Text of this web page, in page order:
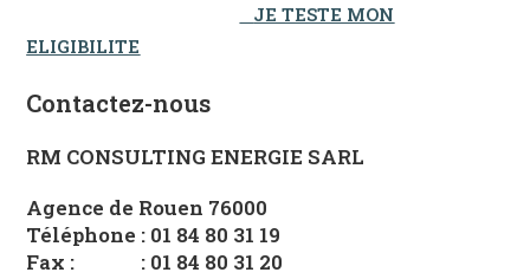
JE TESTE MON
ELIGIBILITE
Contactez-nous
RM CONSULTING ENERGIE SARL
Agence de Rouen 76000
Téléphone : 01 84 80 31 19
Fax : : 01 84 80 31 20